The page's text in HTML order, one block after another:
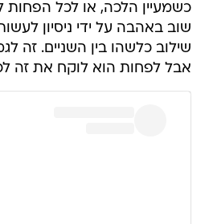
כשמעיין הלכה, או לכל הפחות
שוב באהבה על ידי ניסיון
שילוב כלשהו בין השניים. זה
אבל לפחות הוא לוקח את זה